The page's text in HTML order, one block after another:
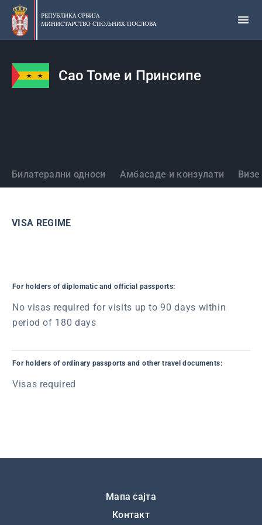
Прескочи
главни
део
РЕПУБЛИКА СРБИЈА
МИНИСТАРСТВО СПОЉНИХ ПОСЛОВА
Сао Томе и Принсипе
Државе
Билатерални односи Амбасаде и конзулати
VISA REGIME
For holders of diplomatic and official passports:
No visas required for visits up to 90 days within
period of 180 days
For holders of ordinary passports and other travel documents:
Visas required
Мапа сајта
Контакт